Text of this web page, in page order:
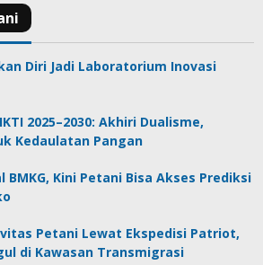
Diri Jadi Laboratorium Inovasi
2025–2030: Akhiri Dualisme,
Kedaulatan Pangan
Kini Petani Bisa Akses Prediksi
Petani Lewat Ekspedisi Patriot,
di Kawasan Transmigrasi